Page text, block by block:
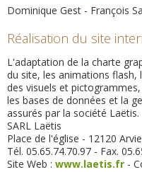
Dominique Gest - François
Réalisation du site
L'adaptation de la charte
du site, les animations
des visuels et
les bases de données et la
assurés par la société Laëtis.
SARL Laëtis
Place de l'église - 12120
Tél. 05.65.74.70.97 - Fax.
Site Web : www.laetis.fr -